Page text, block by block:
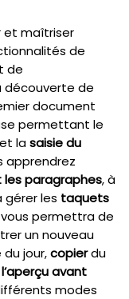
et maîtriser
de
de
découverte de
document
permettant le
lasaisie du
apprendrez
paragraphes, à
gérer les taquets
permettra de
un nouveau
jour,copierdu
l’aperçu avant
modes